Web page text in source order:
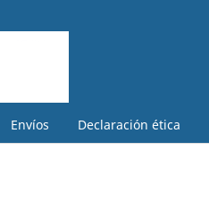
Envíos Declaración ética